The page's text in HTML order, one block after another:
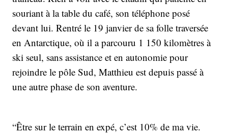
souriant à la table du café, son téléphone posé
devant lui. Rentré le 19 janvier de sa folle traversée
en Antarctique, où il a parcouru 1 150 kilomètres à
ski seul, sans assistance et en autonomie pour
rejoindre le pôle Sud, Matthieu est depuis passé à
une autre phase de son aventure.
“Être sur le terrain en expé, c’est 10% de ma vie.